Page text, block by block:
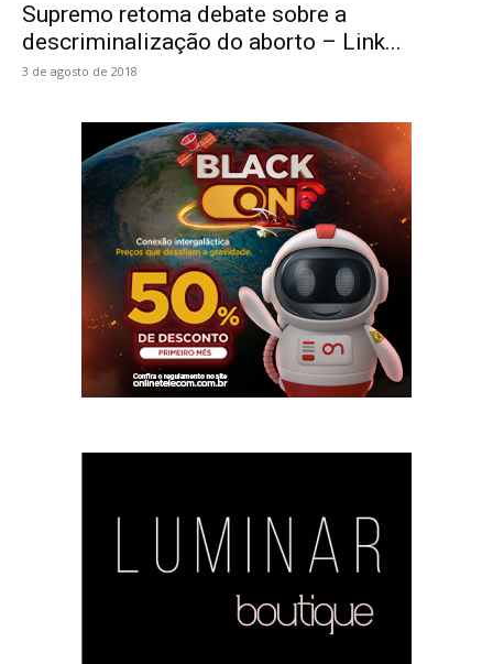
Supremo retoma debate sobre a
descriminalização do aborto – Link...
3 de agosto de 2018